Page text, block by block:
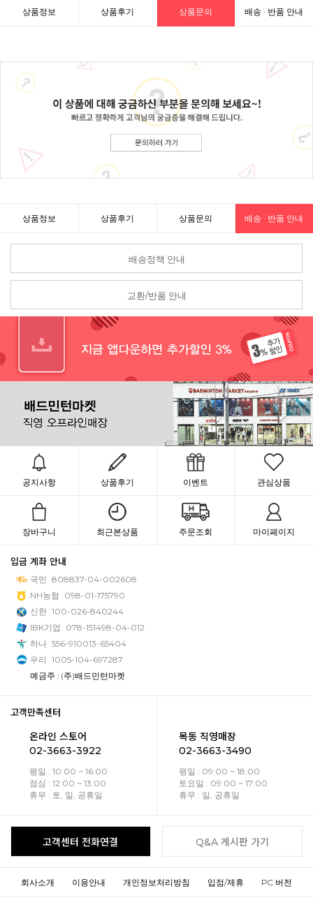
상품정보 상품후기 상품문의 배송 · 반품 안내
상품정보 상품후기 상품문의 배송 · 반품 안내
배송정책 안내
교환/반품 안내
공지사항 상품후기 이벤트 관심상품
장바구니 최근본상품 주문조회 마이페이지
입금 계좌 안내
국민 808837-04-002608
NH농협
098-01-175790
신한 100-026-840244
IBK기업
078-151498-04-012
하나 556-910013-65404
우리 1005-104-697287
예금주 : (주)배드민턴마켓
고객만족센터
온라인 스토어
02-3663-3922
평일 : 10:00 ~ 16:00
점심 : 12:00 ~ 13:00
휴무 : 토, 일, 공휴일
목동 직영매장
02-3663-3490
평일 : 09:00 ~ 18:00
토요일 : 09:00 ~ 17:00
휴무 : 일, 공휴일
고객센터 전화연결 Q&A 게시판 가기
회사소개 이용안내 개인정보처리방침 입점/제휴 PC 버전